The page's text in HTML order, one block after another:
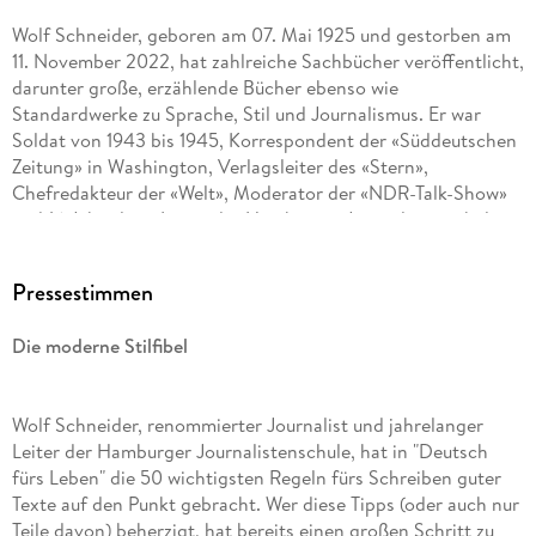
Wolf Schneider, geboren am 07. Mai 1925 und gestorben am
11. November 2022, hat zahlreiche Sachbücher veröffentlicht,
darunter große, erzählende Bücher ebenso wie
Standardwerke zu Sprache, Stil und Journalismus. Er war
Soldat von 1943 bis 1945, Korrespondent der «Süddeutschen
Zeitung» in Washington, Verlagsleiter des «Stern»,
Chefredakteur der «Welt», Moderator der «NDR-Talk-Show»
und 16 Jahre lang Leiter der Hamburger Journalistenschule.
Jahres für sein Lebenswerk geehrt. Zuletzt erschienen bei
an die Enkel! Eine letzte Warnung, bevor alles zu spät ist»
Pressestimmen
Die moderne Stilfibel
Wolf Schneider, renommierter Journalist und jahrelanger
Leiter der Hamburger Journalistenschule, hat in "Deutsch
fürs Leben" die 50 wichtigsten Regeln fürs Schreiben guter
Texte auf den Punkt gebracht. Wer diese Tipps (oder auch nur
Teile davon) beherzigt, hat bereits einen großen Schritt zu